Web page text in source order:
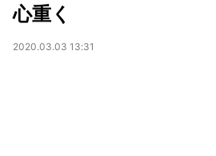
心重く
2020.03.03 13:31